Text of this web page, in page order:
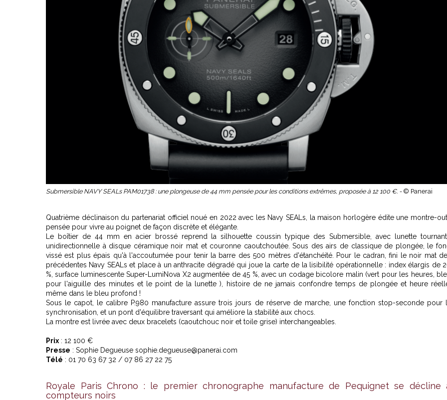
Submersible NAVY SEALs PAM01738 : une plongeuse de 44 mm pensée pour les conditions extrêmes, proposée à 12 100 €. - © Panerai
Quatrième déclinaison du partenariat officiel noué en 2022 avec les Navy SEALs, la maison horlogère édite une montre-
pensée pour vivre au poignet de façon discrète et élégante.
Le boîtier de 44 mm en acier brossé reprend la silhouette coussin typique des Submersible, avec lunette
unidirectionnelle à disque céramique noir mat et couronne caoutchoutée. Sous des airs de classique de plongée, le
vissé est plus épais qu'à l'accoutumée pour tenir la barre des 500 mètres d'étanchéité. Pour le cadran, fini le noir mat
précédentes Navy SEALs et place à un anthracite dégradé qui joue la carte de la lisibilité opérationnelle : index élargis de
%, surface luminescente Super-LumiNova X2 augmentée de 45 %, avec un codage bicolore malin (vert pour les heures,
pour l'aiguille des minutes et le point de la lunette ), histoire de ne jamais confondre temps de plongée et heure
même dans le bleu profond !
Sous le capot, le calibre P.980 manufacture assure trois jours de réserve de marche, une fonction stop-seconde pour
synchronisation, et un pont d'équilibre traversant qui améliore la stabilité aux chocs.
La montre est livrée avec deux bracelets (caoutchouc noir et toile grise) interchangeables.
Prix : 12 100 €
Presse : Sophie Degueuse sophie.degueuse@panerai.com
Télé : 01 70 63 67 32 / 07 86 27 22 75
Royale Paris Chrono : le premier chronographe manufacture de Pequignet se décline
compteurs noirs